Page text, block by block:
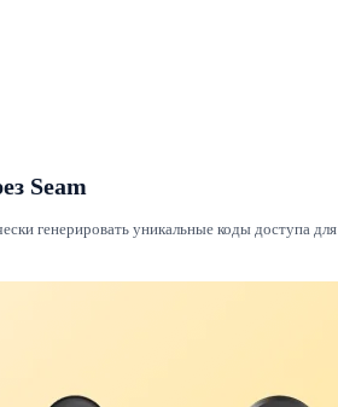
Seam
генерировать уникальные коды доступа